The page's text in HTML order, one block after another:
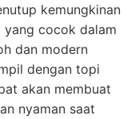
kemungkinan
yang cocok dalam
dan modern
dengan topi
akan membuat
nyaman saat